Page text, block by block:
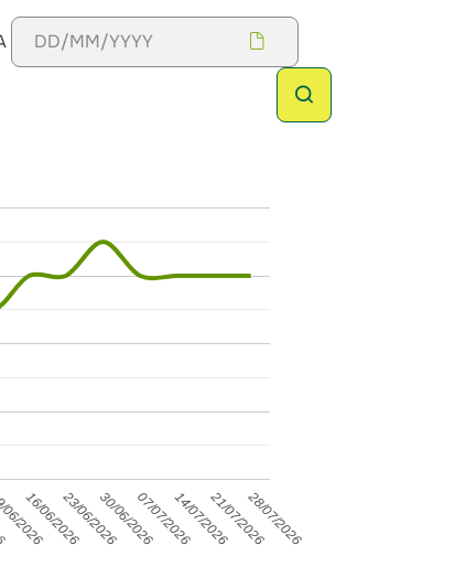
2026
16/06/202623/06/202630/06/202607/07/202614/07/202621/07/202628/07/2026